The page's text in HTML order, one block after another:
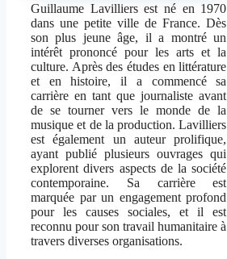
Guillaume Lavilliers est né en 1970
dans une petite ville de France. Dès
son plus jeune âge, il a montré un
intérêt prononcé pour les arts et la
culture. Après des études en littérature
et en histoire, il a commencé sa
carrière en tant que journaliste avant
de se tourner vers le monde de la
musique et de la production. Lavilliers
est également un auteur prolifique,
ayant publié plusieurs ouvrages qui
explorent divers aspects de la société
contemporaine. Sa carrière est
marquée par un engagement profond
pour les causes sociales, et il est
reconnu pour son travail humanitaire à
travers diverses organisations.